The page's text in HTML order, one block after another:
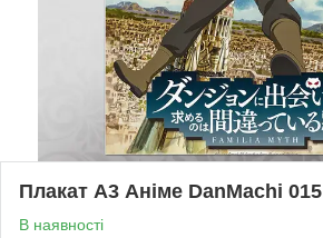
Плакат А3 Аніме DanMachi 015
В наявності